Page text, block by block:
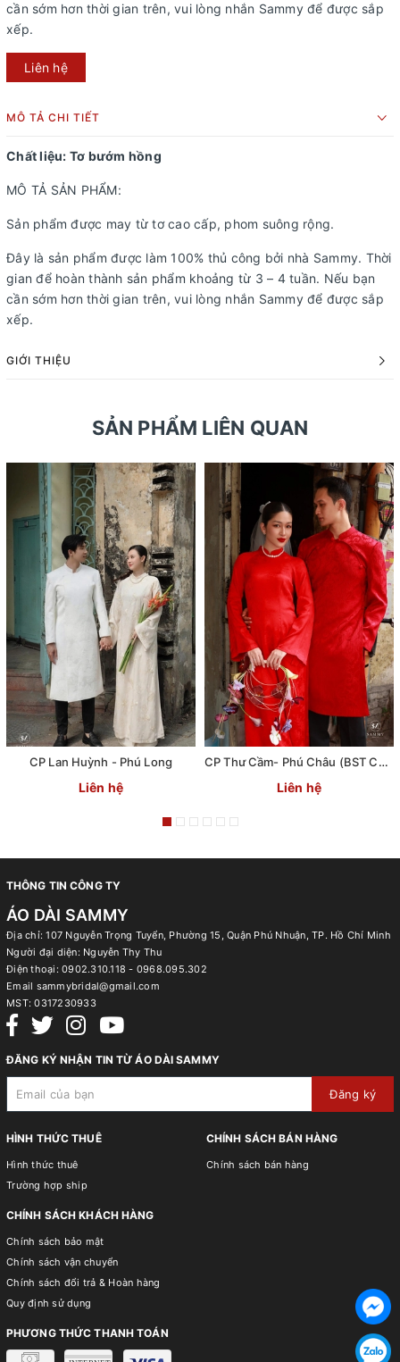
cần sớm hơn thời gian trên, vui lòng nhắn Sammy để được sắp
xếp.
Liên hệ
MÔ TẢ CHI TIẾT
Chất liệu: Tơ bướm hồng
MÔ TẢ SẢN PHẨM:
Sản phẩm được may từ tơ cao cấp, phom suông rộng.
Đây là sản phẩm được làm 100% thủ công bởi nhà Sammy. Thời
gian để hoàn thành sản phẩm khoảng từ 3 – 4 tuần. Nếu bạn
cần sớm hơn thời gian trên, vui lòng nhắn Sammy để được sắp
xếp.
GIỚI THIỆU
SẢN PHẨM LIÊN QUAN
CP Lan Huỳnh - Phú Long
Liên hệ
CP Thư Cầm- Phú Châu (BST Chút Tình)
Liên hệ
THÔNG TIN CÔNG TY
ÁO DÀI SAMMY
Địa chỉ: 107 Nguyễn Trọng Tuyển, Phường 15, Quận Phú Nhuận, TP. Hồ Chí Minh
Người đại diện: Nguyễn Thy Thu
Điện thoại: 0902.310.118 - 0968.095.302
Email sammybridal@gmail.com
MST:0317230933
ĐĂNG KÝ NHẬN TIN TỪ ÁO DÀI SAMMY
Đăng ký
HÌNH THỨC THUÊ
Hình thức thuê
Trường hợp ship
CHÍNH SÁCH BÁN HÀNG
Chính sách bán hàng
CHÍNH SÁCH KHÁCH HÀNG
Chính sách bảo mật
Chính sách vận chuyển
Chính sách đổi trả & Hoàn hàng
Quy định sử dụng
PHƯƠNG THỨC THANH TOÁN